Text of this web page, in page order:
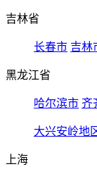
吉林省
长春市 吉林
黑龙江省
哈尔滨市 齐
大兴安岭地
上海